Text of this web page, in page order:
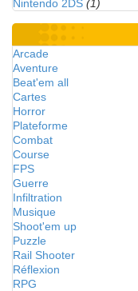
Nintendo 2DS (1)
Arcade
Aventure
Beat'em all
Cartes
Horror
Plateforme
Combat
Course
FPS
Guerre
Infiltration
Musique
Shoot'em up
Puzzle
Rail Shooter
Réflexion
RPG